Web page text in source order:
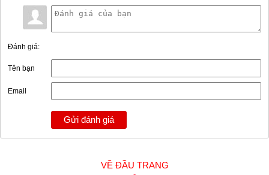
Đánh giá:
Tên bạn
Email
Gửi đánh giá
VỀ ĐẦU TRANG